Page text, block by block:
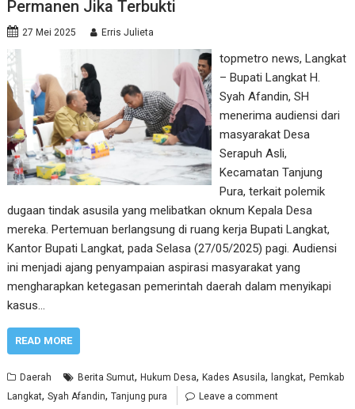
Permanen Jika Terbukti
27 Mei 2025 Erris Julieta
topmetro news, Langkat
– Bupati Langkat H.
Syah Afandin, SH
menerima audiensi dari
masyarakat Desa
Serapuh Asli,
Kecamatan Tanjung
Pura, terkait polemik
dugaan tindak asusila yang melibatkan oknum Kepala Desa
mereka. Pertemuan berlangsung di ruang kerja Bupati Langkat,
Kantor Bupati Langkat, pada Selasa (27/05/2025) pagi. Audiensi
ini menjadi ajang penyampaian aspirasi masyarakat yang
mengharapkan ketegasan pemerintah daerah dalam menyikapi
kasus…
READ MORE
Daerah Berita Sumut,Hukum Desa,Kades Asusila, langkat,Pemkab
Langkat,Syah Afandin,Tanjung pura Leave a comment